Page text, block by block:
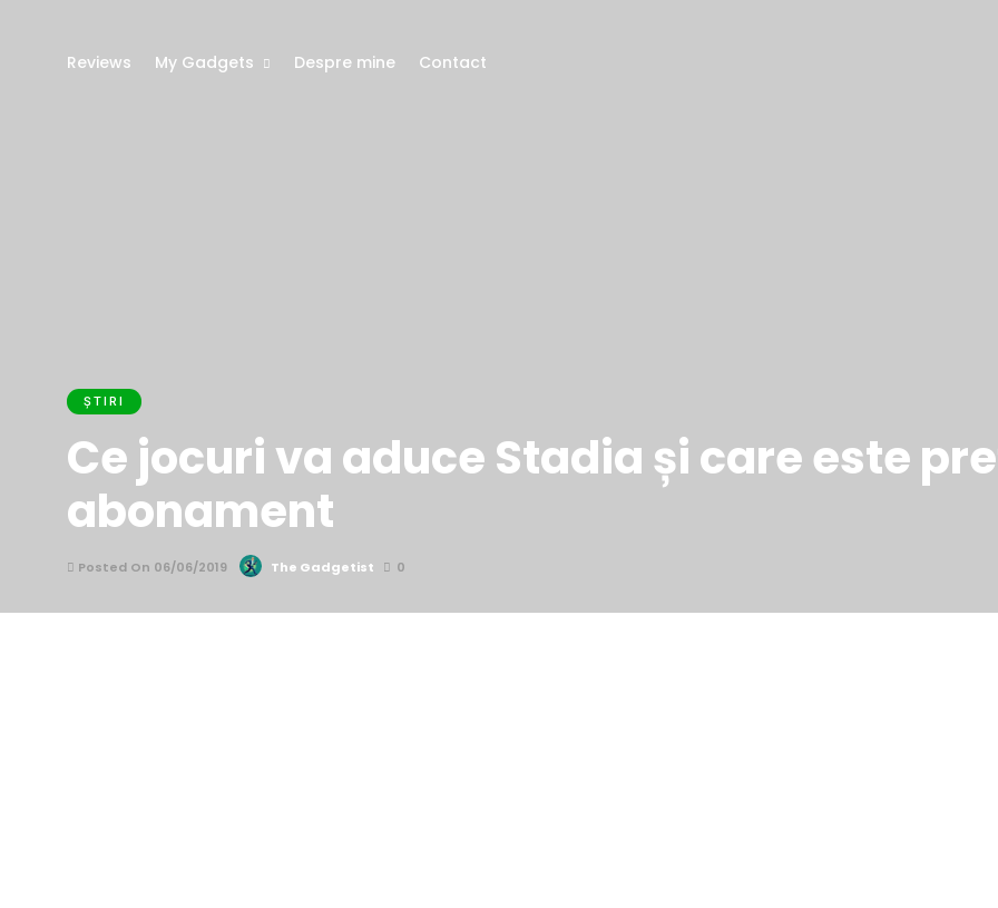
Reviews My Gadgets Despre mine Contact
ȘTIRI
Ce jocuri va aduce Stadia și care este
abonament
Posted On 06/06/2019 The Gadgetist 0